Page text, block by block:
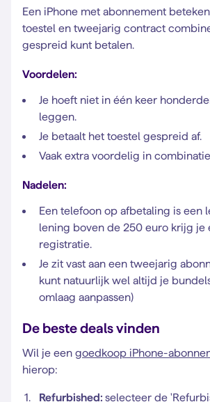
Een iPhone met abonnement
toestel en tweejarig contract
gespreid kunt betalen.
Voordelen:
Je hoeft niet in één keer
leggen.
Je betaalt het toestel gespreid af.
Vaak extra voordelig in
Nadelen:
Een telefoon op afbetaling is een
lening boven de 250 euro krijg je
registratie.
Je zit vast aan een tweejarig
kunt natuurlijk wel altijd je
omlaag aanpassen)
De beste deals vinden
Wil je een goedkoop iPhone-
hierop:
Refurbished: selecteer de '